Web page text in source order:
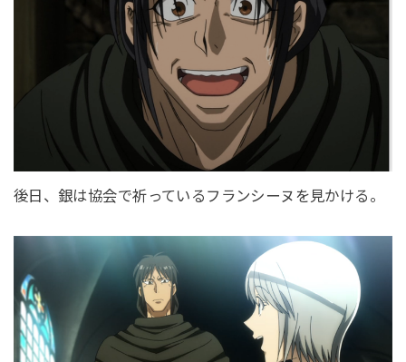
後日、銀は協会で祈っているフランシーヌを見かける。